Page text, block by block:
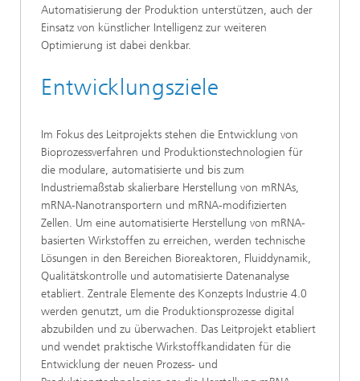
Automatisierung der Produktion unterstützen, auch der
Einsatz von künstlicher Intelligenz zur weiteren
Optimierung ist dabei denkbar.
Entwicklungsziele
Im Fokus des Leitprojekts stehen die Entwicklung von
Bioprozessverfahren und Produktionstechnologien für
die modulare, automatisierte und bis zum
Industriemaßstab skalierbare Herstellung von mRNAs,
mRNA-Nanotransportern und mRNA-modifizierten
Zellen. Um eine automatisierte Herstellung von mRNA-
basierten Wirkstoffen zu erreichen, werden technische
Lösungen in den Bereichen Bioreaktoren, Fluiddynamik,
Qualitätskontrolle und automatisierte Datenanalyse
etabliert. Zentrale Elemente des Konzepts Industrie 4.0
werden genutzt, um die Produktionsprozesse digital
abzubilden und zu überwachen. Das Leitprojekt etabliert
und wendet praktische Wirkstoffkandidaten für die
Entwicklung der neuen Prozess- und